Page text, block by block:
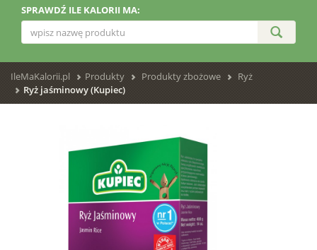
SPRAWDŹ ILE KALORII MA:
IleMaKalorii.pl Produkty Produkty zbożowe
Ryż
Ryż jaśminowy (Kupiec)